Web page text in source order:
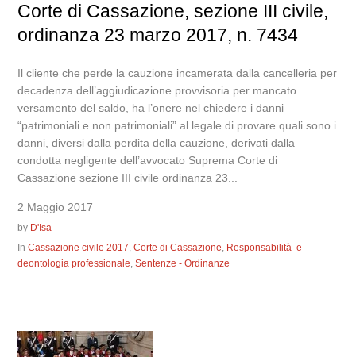
Corte di Cassazione, sezione III civile,
ordinanza 23 marzo 2017, n. 7434
Il cliente che perde la cauzione incamerata dalla cancelleria per
decadenza dell’aggiudicazione provvisoria per mancato
versamento del saldo, ha l’onere nel chiedere i danni
“patrimoniali e non patrimoniali” al legale di provare quali sono i
danni, diversi dalla perdita della cauzione, derivati dalla
condotta negligente dell’avvocato Suprema Corte di
Cassazione sezione III civile ordinanza 23...
2 Maggio 2017
by D'Isa
InCassazione civile 2017,Corte di Cassazione, Responsabilità e
deontologia professionale,Sentenze - Ordinanze